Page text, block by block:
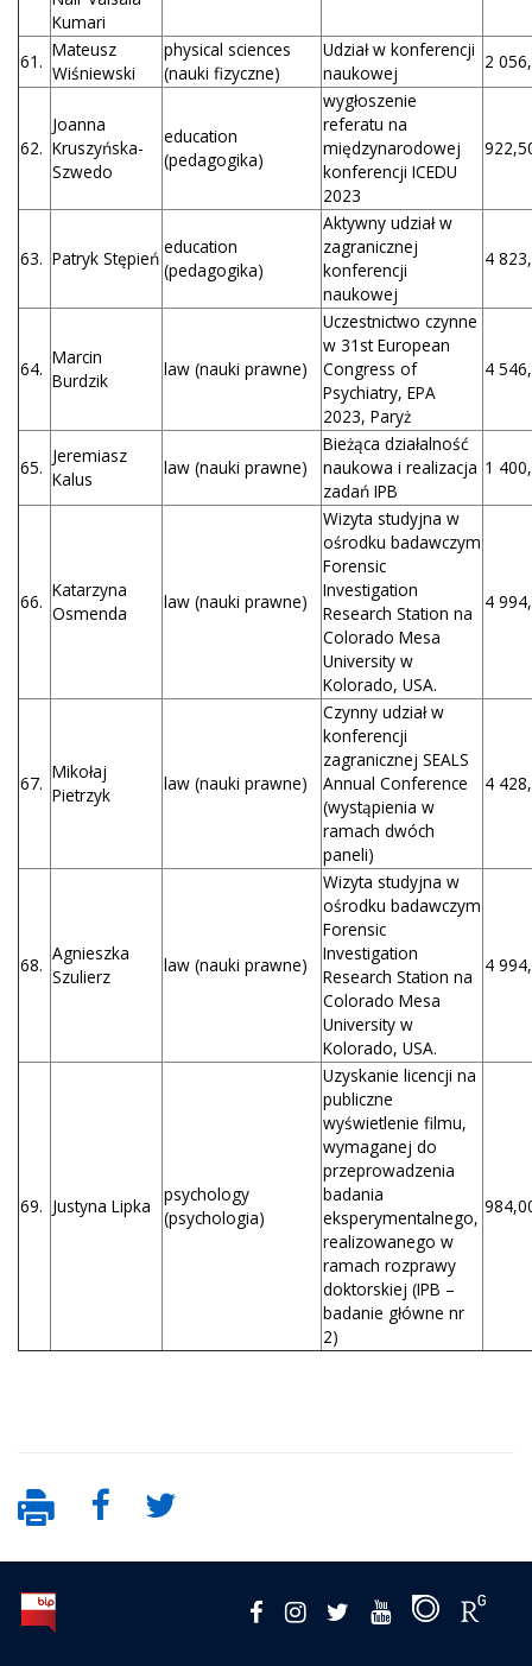
Kumari
61.
Mateusz
Wiśniewski
physical sciences
(nauki fizyczne)
Udział w konferencji
naukowej
2
62.
Joanna
Kruszyńska-
Szwedo
education
(pedagogika)
wygłoszenie
referatu na
międzynarodowej
konferencji ICEDU
2023
63. Patryk Stępień
education
(pedagogika)
Aktywny udział w
zagranicznej
konferencji
naukowej
4
64.
Marcin
Burdzik
law (nauki prawne)
Uczestnictwo czynne
w 31st European
Congress of
Psychiatry, EPA
2023, Paryż
4
65.
Jeremiasz
Kalus
law (nauki prawne)
Bieżąca działalność
naukowa i realizacja
zadań IPB
1
66.
Katarzyna
Osmenda
law (nauki prawne)
Wizyta studyjna w
ośrodku badawczym
Forensic
Investigation
Research Station na
Colorado Mesa
University w
Kolorado, USA.
4
67.
Mikołaj
Pietrzyk
law (nauki prawne)
Czynny udział w
konferencji
zagranicznej SEALS
Annual Conference
(wystąpienia w
ramach dwóch
paneli)
4
68.
Agnieszka
Szulierz
law (nauki prawne)
Wizyta studyjna w
ośrodku badawczym
Forensic
Investigation
Research Station na
Colorado Mesa
University w
Kolorado, USA.
4
69. Justyna Lipka
psychology
(psychologia)
Uzyskanie licencji na
publiczne
wyświetlenie filmu,
wymaganej do
przeprowadzenia
badania
eksperymentalnego,
realizowanego w
ramach rozprawy
doktorskiej (IPB –
badanie główne nr
2)